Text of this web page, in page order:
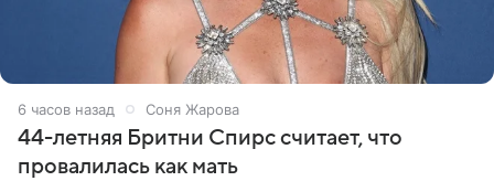
6 часов назад Соня Жарова
44-летняя Бритни Спирс считает, что
провалилась как мать